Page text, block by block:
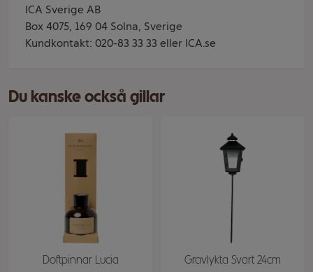
ICA Sverige AB
Box 4075, 169 04 Solna, Sverige
Kundkontakt: 020-83 33 33 eller ICA.se
Du kanske också gillar
Doftpinnar Lucia
Gravlykta Svart 24cm